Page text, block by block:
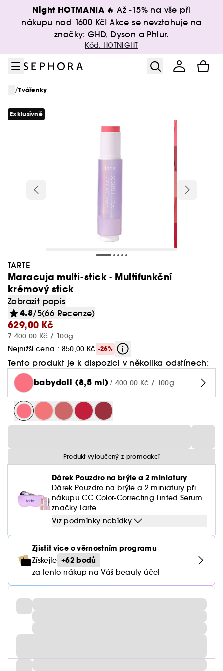
Přejít na menu
Přejít na hlavní obsah
Přejít na zápatí
Night HOTMANIA 🔥 Až -15% na vše při
nákupu nad 1600 Kč! Akce se nevztahuje na
značky: GHD, Dyson a Phlur.
Kód: HOTNIGHT
... /Tvářenky
Exkluzivně
TARTE
Maracuja multi-stick - Multifunkční
krémový stick
Zobrazit popis
4.8/5(66 Recenze)
629,00 Kč
7 400.00 Kč / 100g
Nejnižší cena : 850,00 Kč -26%
Tento produkt je k dispozici v několika odstínech:
babydoll (8,5 ml)7 400.00 Kč / 100g
Produkt vyloučený z promoakcí
Dárek Pouzdro na brýle a 2 miniatury
Dárek Pouzdro na brýle a 2 miniatury při
nákupu CC Color-Correcting Tinted Serum
značky Tarte
Viz podmínky nabídky
Zjistit více o věrnostním programu
Získejte +62 bodů
za tento nákup na Váš beauty účet